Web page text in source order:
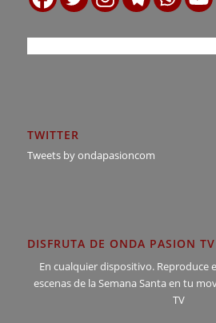
TWITTER
Tweets by ondapasioncom
DISFRUTA DE ONDA PASION TV
En cualquier dispositivo. Reproduce
escenas de la Semana Santa en tu
TV